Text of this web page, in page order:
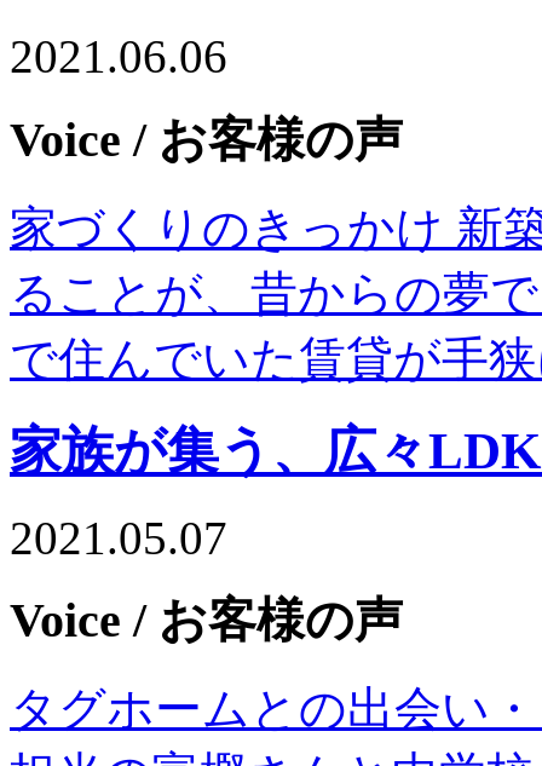
2021.06.06
Voice / お客様の声
家づくりのきっかけ 新
ることが、昔からの夢
で住んでいた賃貸が⼿
家族が集う、広々
2021.05.07
Voice / お客様の声
タグホームとの出会い